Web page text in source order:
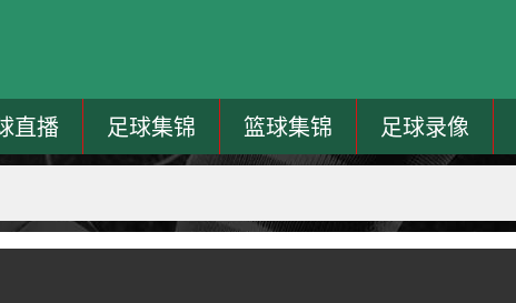
直播 足球集锦 篮球集锦 足球录像